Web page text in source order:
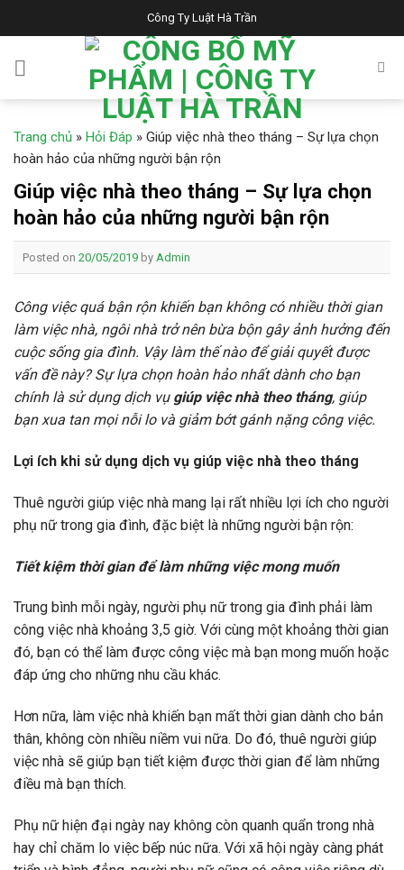
to
content
Công Ty Luật Hà Trần
Trang chủ » Hỏi Đáp » Giúp việc nhà theo tháng – Sự lựa chọn
hoàn hảo của những người bận rộn
Giúp việc nhà theo tháng – Sự lựa chọn
hoàn hảo của những người bận rộn
Posted on 20/05/2019 by Admin
Công việc quá bận rộn khiến bạn không có nhiều thời gian
làm việc nhà, ngôi nhà trở nên bừa bộn gây ảnh hưởng đến
cuộc sống gia đình. Vậy làm thế nào để giải quyết được
vấn đề này? Sự lựa chọn hoàn hảo nhất dành cho bạn
chính là sử dụng dịch vụ giúp việc nhà theo tháng, giúp
bạn xua tan mọi nỗi lo và giảm bớt gánh nặng công việc.
Lợi ích khi sử dụng dịch vụ giúp việc nhà theo tháng
Thuê người giúp việc nhà mang lại rất nhiều lợi ích cho người
phụ nữ trong gia đình, đặc biệt là những người bận rộn:
Tiết kiệm thời gian để làm những việc mong muốn
Trung bình mỗi ngày, người phụ nữ trong gia đình phải làm
công việc nhà khoảng 3,5 giờ. Với cùng một khoảng thời gian
đó, bạn có thể làm được công việc mà bạn mong muốn hoặc
đáp ứng cho những nhu cầu khác.
Hơn nữa, làm việc nhà khiến bạn mất thời gian dành cho bản
thân, không còn nhiều niềm vui nữa. Do đó, thuê người giúp
việc nhà sẽ giúp bạn tiết kiệm được thời gian để làm những
điều mà bạn thích.
Phụ nữ hiện đại ngày nay không còn quanh quẩn trong nhà
hay chỉ chăm lo việc bếp núc nữa. Với xã hội ngày càng phát